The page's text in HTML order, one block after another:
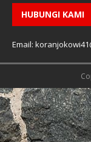
HUBUNGI KAMI
Email: